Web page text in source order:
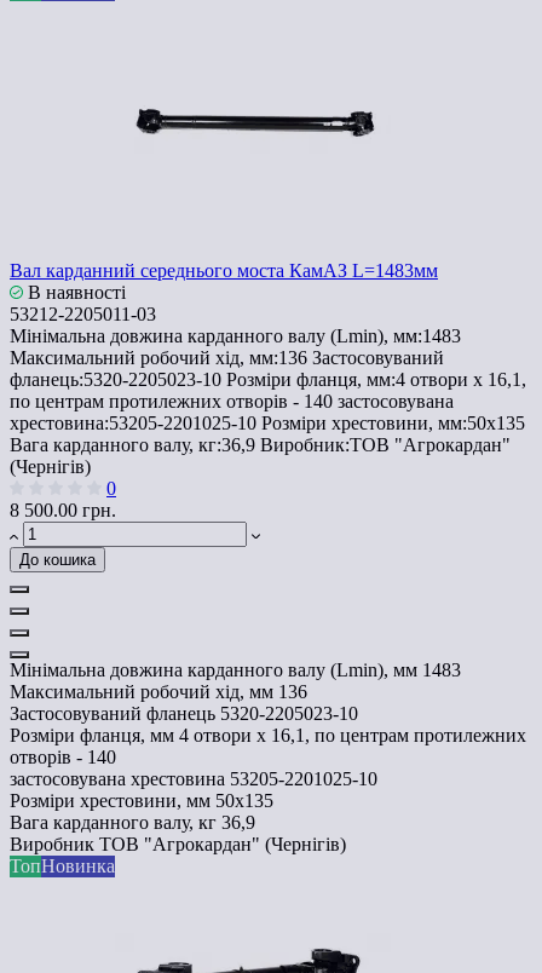
Вал карданний середнього моста КамАЗ L=1483мм
В наявності
53212-2205011-03
Мінімальна довжина карданного валу (Lmin), мм:1483
Максимальний робочий хід, мм:136 Застосовуваний
фланець:5320-2205023-10 Розміри фланця, мм:4 отвори х 16,1,
по центрам протилежних отворів - 140 застосовувана
хрестовина:53205-2201025-10 Розміри хрестовини, мм:50х135
Вага карданного валу, кг:36,9 Виробник:ТОВ "Агрокардан"
(Чернігів)
0
8 500.00 грн.
До кошика
Мінімальна довжина карданного валу (Lmin), мм 1483
Максимальний робочий хід, мм 136
Застосовуваний фланець 5320-2205023-10
Розміри фланця, мм 4 отвори х 16,1, по центрам протилежних
отворів - 140
застосовувана хрестовина 53205-2201025-10
Розміри хрестовини, мм 50х135
Вага карданного валу, кг 36,9
Виробник ТОВ "Агрокардан" (Чернігів)
ТопНовинка